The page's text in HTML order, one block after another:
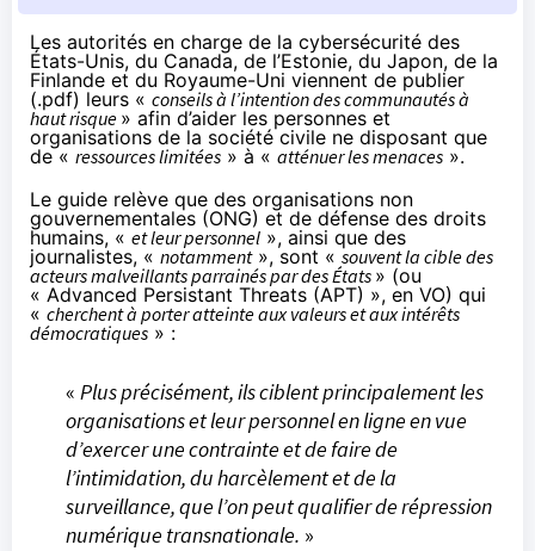
Les autorités en charge de la cybersécurité des
États-Unis, du Canada, de l’Estonie, du Japon, de la
Finlande et du Royaume-Uni viennent de publier
(.pdf) leurs « conseils à l’intention descommunautés à
haut risque » afin d’aider les personnes et
organisations de la société civile ne disposant que
de « ressources limitées » à « atténuer les menaces ».
Le guide relève que des organisations non
gouvernementales (ONG) et de défense des droits
humains, « et leur personnel », ainsi que des
journalistes, « notamment», sont « souvent la cible des
acteurs malveillants parrainés par des États » (ou
« Advanced Persistant Threats (APT) », en VO) qui
« cherchent à porter atteinte aux valeurs et aux intérêts
démocratiques » :
« Plus précisément, ils ciblent principalement les
organisations et leur personnel en ligne en vue
d’exercer une contrainte et de faire de
l’intimidation, du harcèlement et de la
surveillance, que l’on peut qualifier de répression
numérique transnationale. »